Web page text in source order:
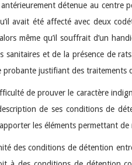
détenue au centre
avait été affecté avec deux
même qu’il souffrait d’un
sanitaires et de la présence
justifiant des traitements
de prouver le caractère
de ses conditions de
les éléments permettant
des conditions de détention